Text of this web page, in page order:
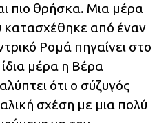
πιο θρήσκα. Μια μέρα
κατασχέθηκε από έναν
Ρομά πηγαίνει στο
μέρα η Βέρα
ότι ο σύζυγός
σχέση με μια πολύ